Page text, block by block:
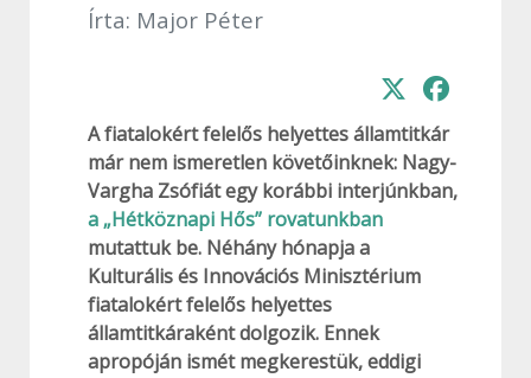
Írta: Major Péter
A fiatalokért felelős helyettes államtitkár
már nem ismeretlen követőinknek: Nagy-
Vargha Zsófiát egy korábbi interjúnkban,
a „Hétköznapi Hős” rovatunkban
mutattuk be. Néhány hónapja a
Kulturális és Innovációs Minisztérium
fiatalokért felelős helyettes
államtitkáraként dolgozik. Ennek
apropóján ismét megkerestük, eddigi